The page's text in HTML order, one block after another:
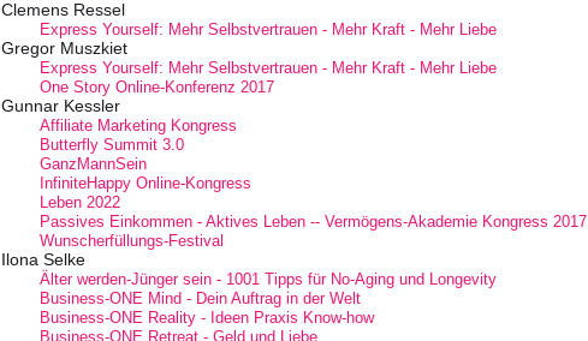
Clemens Ressel
Express Yourself: Mehr Selbstvertrauen - Mehr Kraft - Mehr Liebe
Gregor Muszkiet
Express Yourself: Mehr Selbstvertrauen - Mehr Kraft - Mehr Liebe
One Story Online-Konferenz 2017
Gunnar Kessler
Affiliate Marketing Kongress
Butterfly Summit 3.0
GanzMannSein
InfiniteHappy Online-Kongress
Leben 2022
Passives Einkommen - Aktives Leben -- Vermögens-Akademie Kongress 2017
Wunscherfüllungs-Festival
Ilona Selke
Älter werden-Jünger sein - 1001 Tipps für No-Aging und Longevity
Business-ONE Mind - Dein Auftrag in der Welt
Business-ONE Reality - Ideen Praxis Know-how
Business-ONE Retreat - Geld und Liebe